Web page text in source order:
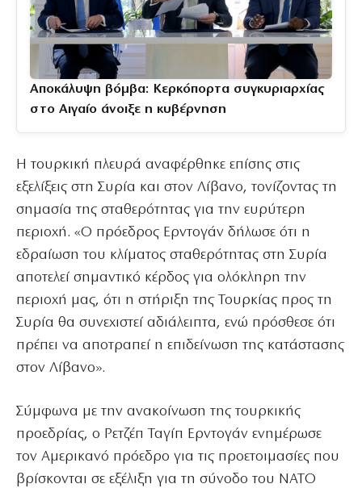
Αποκάλυψη βόμβα: Κερκόπορτα συγκυριαρχίας
στο Αιγαίο άνοιξε η κυβέρνηση
Η τουρκική πλευρά αναφέρθηκε επίσης στις
εξελίξεις στη Συρία και στον Λίβανο, τονίζοντας τη
σημασία της σταθερότητας για την ευρύτερη
περιοχή. «Ο πρόεδρος Ερντογάν δήλωσε ότι η
εδραίωση του κλίματος σταθερότητας στη Συρία
αποτελεί σημαντικό κέρδος για ολόκληρη την
περιοχή μας, ότι η στήριξη της Τουρκίας προς τη
Συρία θα συνεχιστεί αδιάλειπτα, ενώ πρόσθεσε ότι
πρέπει να αποτραπεί η επιδείνωση της κατάστασης
στον Λίβανο».
Σύμφωνα με την ανακοίνωση της τουρκικής
προεδρίας, ο Ρετζέπ Ταγίπ Ερντογάν ενημέρωσε
τον Αμερικανό πρόεδρο για τις προετοιμασίες που
βρίσκονται σε εξέλιξη για τη σύνοδο του ΝΑΤΟ